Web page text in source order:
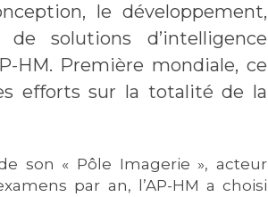
le développement,
solutions d’intelligence
HM. Première mondiale, ce
efforts sur la totalité de la
son « Pôle Imagerie », acteur
par an, l’AP-HM a choisi